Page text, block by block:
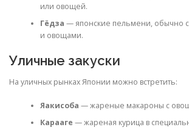
или овощей.
Гёдза — японские пельмени, обычно
и овощами.
Уличные закуски
На уличных рынках Японии можно встретить:
Яакисоба — жареные макароны с
Карааге — жареная курица в